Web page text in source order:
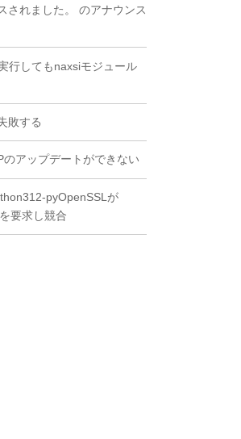
されました。 のアナウンス
行してもnaxsiモジュール
敗する
のアップデートができない
pyOpenSSLが
要求し競合